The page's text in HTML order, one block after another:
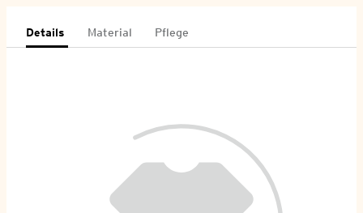
Details Material Pflege